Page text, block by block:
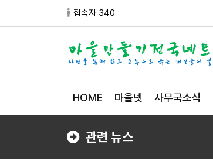
접속자 340
HOME 마을넷 사무국소식
관련 뉴스